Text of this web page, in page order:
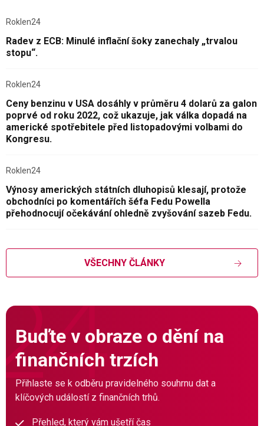
Roklen24
Radev z ECB: Minulé inflační šoky zanechaly „trvalou
stopu“.
Roklen24
Ceny benzinu v USA dosáhly v průměru 4 dolarů za galon
poprvé od roku 2022, což ukazuje, jak válka dopadá na
americké spotřebitele před listopadovými volbami do
Kongresu.
Roklen24
Výnosy amerických státních dluhopisů klesají, protože
obchodníci po komentářích šéfa Fedu Powella
přehodnocují očekávání ohledně zvyšování sazeb Fedu.
VŠECHNY ČLÁNKY
Buďte v obraze o dění na
finančních trzích
Přihlaste se k odběru pravidelného souhrnu dat a
klíčových událostí z finančních trhů.
Přehled, který vám ušetří čas